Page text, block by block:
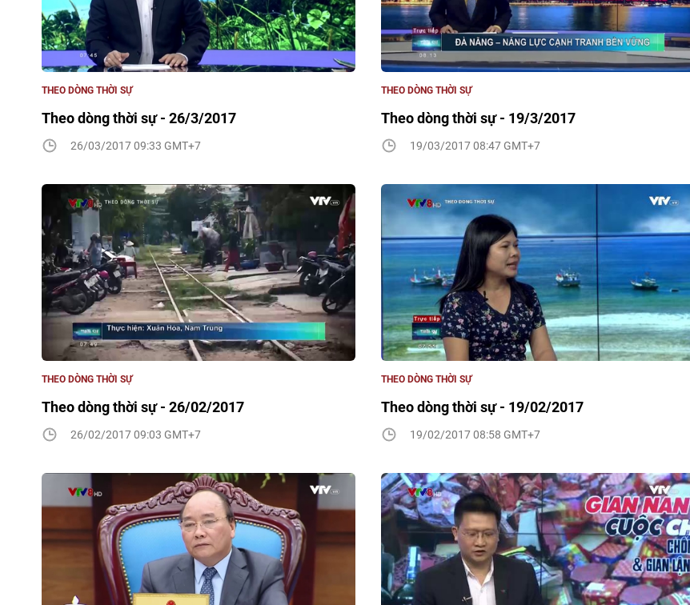
Theo dòng thời sự - 26/3/2017
THEO DÒNG THỜI SỰ
26/03/2017 09:33 GMT+7
Theo dòng thời sự - 19/3/2017
THEO DÒNG THỜI SỰ
19/03/2017 08:47 GMT+7
Theo dòng thời sự - 26/02/2017
THEO DÒNG THỜI SỰ
26/02/2017 09:03 GMT+7
Theo dòng thời sự - 19/02/2017
THEO DÒNG THỜI SỰ
19/02/2017 08:58 GMT+7